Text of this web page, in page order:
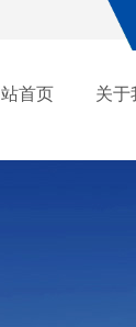
首页 关于